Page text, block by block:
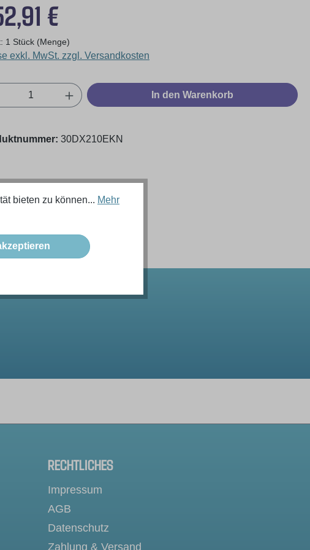
€
1 Stück (Menge)
exkl. MwSt. zzgl. Versandkosten
Anzahl: Gib den gewünschten Wert ein
In den Warenkorb
30DX210EKN
RECHTLICHES
Impressum
AGB
Datenschutz
Zahlung & Versand
bieten zu können... Mehr